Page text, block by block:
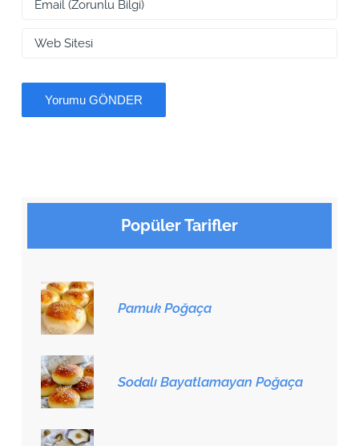
Popüler Tarifler
Pamuk Poğaça
Sodalı Bayatlamayan Poğaça